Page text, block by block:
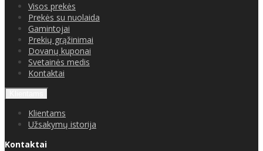
Visos prekės
Prekės su nuolaida
Gamintojai
Prekių grąžinimai
Dovanų kuponai
Svetainės medis
Kontaktai
Klientams
Užsakymų istorija
Kontaktai